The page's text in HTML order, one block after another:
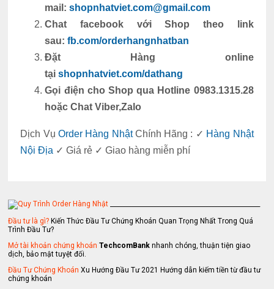
mail:shopnhatviet.com@gmail.com
Chat facebook với Shop theo link
sau:fb.com/orderhangnhatban
Đặt Hàng online
tạishopnhatviet.com/dathang
Gọi điện cho Shop qua Hotline 0983.1315.28
hoặc Chat Viber,Zalo
Dịch VụOrder Hàng NhậtChính Hãng : ✓ Hàng Nhật
Nội Địa ✓ Giá rẻ ✓ Giao hàng miễn phí
Đầu tư là gì? Kiến Thức Đầu Tư Chứng Khoán Quan Trọng Nhất Trong Quá
Trình Đầu Tư?
Mở tài khoản chứng khoán TechcomBanknhanh chóng, thuận tiện giao
dịch, bảo mật tuyệt đối.
Đầu Tư Chứng Khoán Xu Hướng Đầu Tư 2021 Hướng dẫn kiếm tiền từ đầu tư
chứng khoán